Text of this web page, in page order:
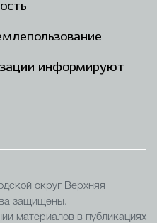
информируют
округ Верхняя
защищены.
материалов в публикациях